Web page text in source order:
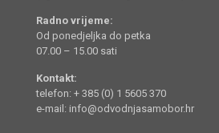
Radno vrijeme:
Od ponedjeljka do petka
07.00 – 15.00 sati
Kontakt:
telefon: + 385 (0) 1 5605 370
e-mail: info@odvodnjasamobor.hr